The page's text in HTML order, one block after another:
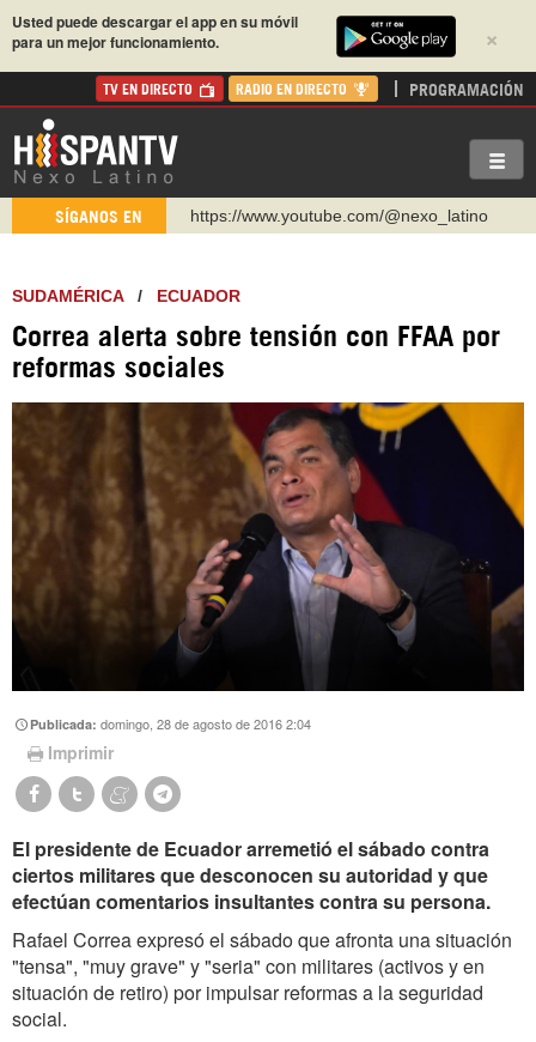
×
Usted puede descargar el app en su móvil
para un mejor funcionamiento.
TV EN DIRECTO RADIO EN DIRECTO PROGRAMACIÓN
SÍGANOS EN
https://www.youtube.com/@nexo_latino
https://t.me/hispantvcanal
https://urmedium.com/c/hispantv
WhatsApp y Viber: +98 921 79 29 404
https://www.facebook.com/Nexolatino.Canal
SUDAMÉRICA/ ECUADOR
Correa alerta sobre tensión con FFAA por
reformas sociales
Publicada:domingo, 28 de agosto de 2016 2:04
Imprimir
El presidente de Ecuador arremetió el sábado contra
ciertos militares que desconocen su autoridad y que
efectúan comentarios insultantes contra su persona.
Rafael Correa expresó el sábado que afronta una situación
"tensa", "muy grave" y "seria" con militares (activos y en
situación de retiro) por impulsar reformas a la seguridad
social.